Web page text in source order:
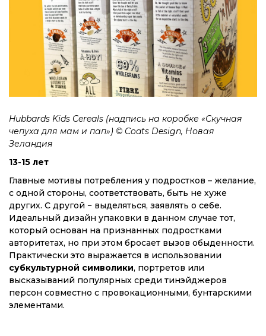
Hubbards Kids Cereals (надпись на коробке «Скучная
чепуха для мам и пап») © Coats Design, Новая
Зеландия
13-15 лет
Главные мотивы потребления у подростков – желание,
с одной стороны, соответствовать, быть не хуже
других. С другой − выделяться, заявлять о себе.
Идеальный дизайн упаковки в данном случае тот,
который основан на признанных подростками
авторитетах, но при этом бросает вызов обыденности.
Практически это выражается в использовании
субкультурной символики, портретов или
высказываний популярных среди тинэйджеров
персон совместно с провокационными, бунтарскими
элементами.